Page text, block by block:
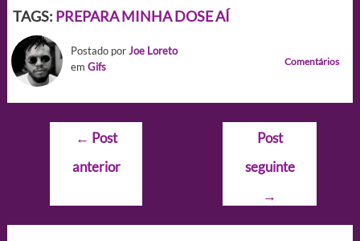
TAGS: PREPARA MINHA DOSE AÍ
Postado porJoe Loreto
em Gifs Comentários
Navegação
Post
← Post
anterior
Post
seguinte
→